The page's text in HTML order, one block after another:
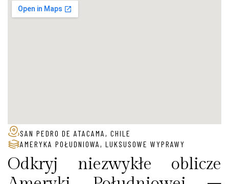
SAN PEDRO DE ATACAMA, CHILE
AMERYKA POŁUDNIOWA , LUKSUSOWE WYPRAWY
Odkryj niezwykłe oblicze